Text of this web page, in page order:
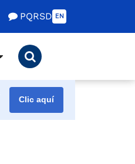
PQRSD EN
Clic aquí